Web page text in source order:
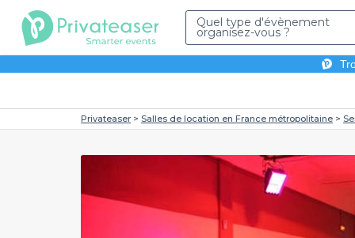
Quel type d'évènement
organisez-vous ?
Privateaser Salles de location en France métropolitaine